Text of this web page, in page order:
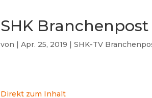
SHK Branchenpost
von |Apr. 25, 2019 |SHK-TV
Direkt zum Inhalt